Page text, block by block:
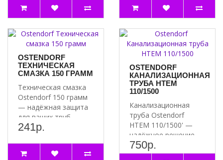
становится простой и быстрой.
Канализационная труба Ostendorf HTEM 125/1500 идеально
подходит для использования в жилых и коммерческих зданиях. Ее
гладкая внутренняя поверхность предотвращает накопление осадков,
что обеспечивает бесперебойную работу системы на долгие годы.
Выбирая эту трубу, вы делаете шаг к надежной и эффективной
OSTENDORF
ТЕХНИЧЕСКАЯ
СМАЗКА 150 ГРАММ
Техническая смазка
Ostendorf 150 грамм
— надёжная защита
для ваших труб
Почему стоит
241р.
OSTENDORF
КАНАЛИЗАЦИОННАЯ
ТРУБА HTEM
110/1500
Канализационная
труба Ostendorf
HTEM 110/1500' —
надёжное решение
для вашей
канализации ..
750р.